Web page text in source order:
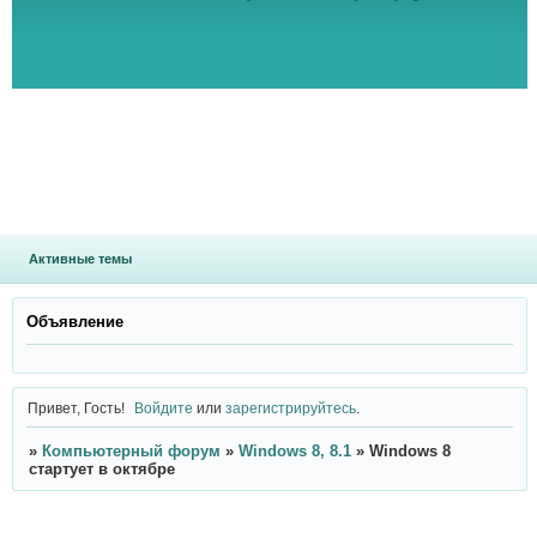
Активные темы
Объявление
Привет, Гость! Войдите илизарегистрируйтесь
» Компьютерный форум » Windows 8, 8.1 » Windows 8
стартует в октябре